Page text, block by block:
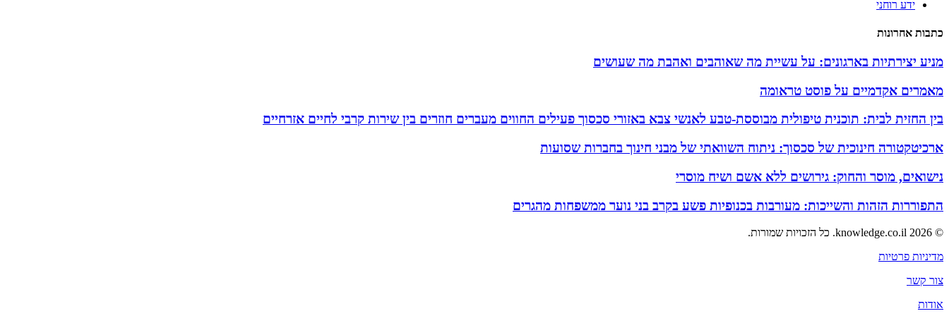
ידע רוחני
כתבות אחרונות
מניע יצירתיות בארגונים: על עשיית מה שאוהבים ואהבת מה שעושים
מאמרים אקדמיים על פוסט טראומה
בין החזית לבית: תוכנית טיפולית מבוססת-טבע לאנשי צבא באזורי סכסוך פעילים החווים מעברים חוזרים בין שירות קרבי לחיים אזרחיים
ארכיטקטורה חינוכית של סכסוך: ניתוח השוואתי של מבני חינוך בחברות שסועות
נישואים, מוסר והחוק: גירושים ללא אשם ושיח מוסרי
התפוררות הזהות והשייכות: מעורבות בכנופיות פשע בקרב בני נוער ממשפחות מהגרים
© 2026 knowledge.co.il. כל הזכויות שמורות.
מדיניות פרטיות
צור קשר
אודות